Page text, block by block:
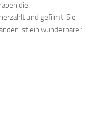
die
und gefilmt. Sie
ist ein wunderbarer